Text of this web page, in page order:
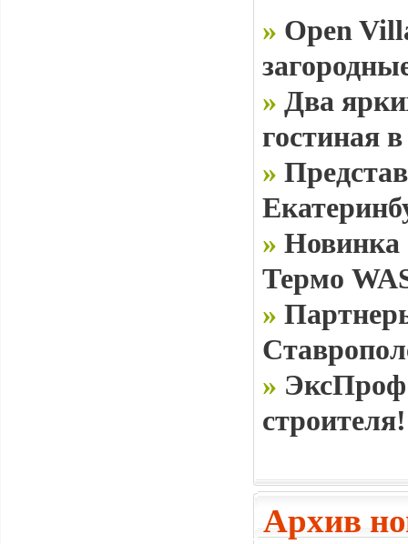
» Open
» Два
гостиная
»
» Новинка
Термо
»
» ЭксПроф
строителя!
Архив